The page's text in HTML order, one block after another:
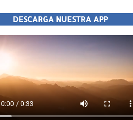
DESCARGA NUESTRA APP